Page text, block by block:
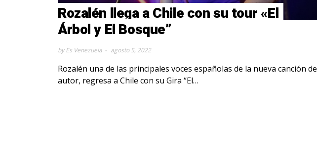
Rozalén llega a Chile con su tour «El
Árbol y El Bosque”
by Es Venezuela agosto 5, 2022
Rozalén una de las principales voces españolas de la nueva canción de
autor, regresa a Chile con su Gira “El…